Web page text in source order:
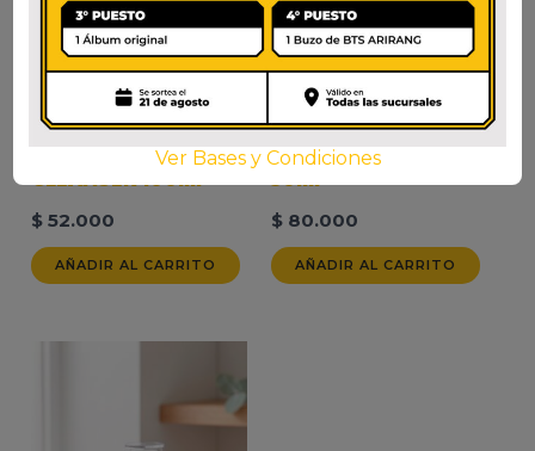
DR. ALTHEA GREEN
RELIEF AMINO GEL
CLEANSER 100ml
$ 52.000
AÑADIR AL CARRITO
C BOOSTING SERUM
30ml
$80.000
AÑADIR AL CARRITO
Ver Bases y Condiciones